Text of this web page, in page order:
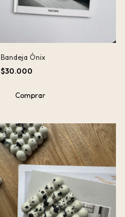
Bandeja Ónix
$30.000